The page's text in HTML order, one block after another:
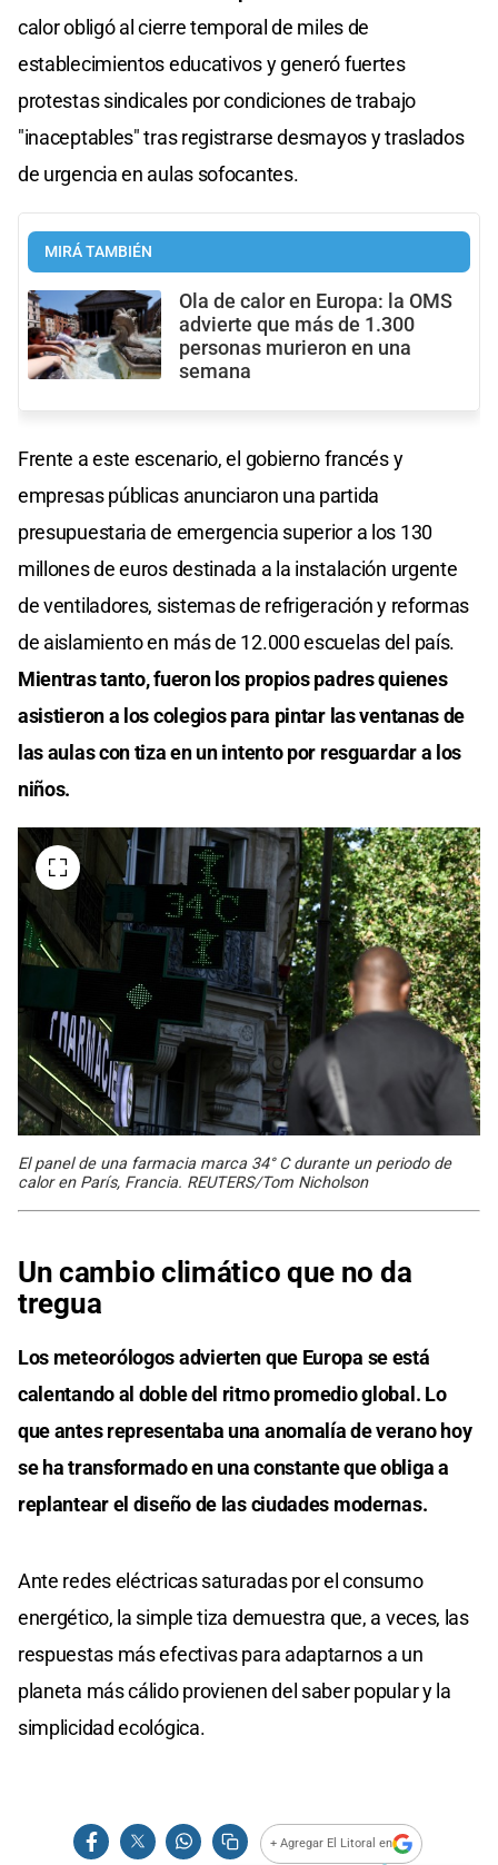
calor obligó al cierre temporal de miles de
establecimientos educativos y generó fuertes
protestas sindicales por condiciones de trabajo
"inaceptables" tras registrarse desmayos y traslados
de urgencia en aulas sofocantes.
MIRÁ TAMBIÉN
Ola de calor en Europa: la OMS
advierte que más de 1.300
personas murieron en una
semana
Frente a este escenario, el gobierno francés y
empresas públicas anunciaron una partida
presupuestaria de emergencia superior a los 130
millones de euros destinada a la instalación urgente
de ventiladores, sistemas de refrigeración y reformas
de aislamiento en más de 12.000 escuelas del país.
Mientras tanto, fueron los propios padres quienes
asistieron a los colegios para pintar las ventanas de
las aulas con tiza en un intento por resguardar a los
niños.
El panel de una farmacia marca 34° C durante un periodo de
calor en París, Francia. REUTERS/Tom Nicholson
Un cambio climático que no da
tregua
Los meteorólogos advierten que Europa se está
calentando al doble del ritmo promedio global. Lo
que antes representaba una anomalía de verano hoy
se ha transformado en una constante que obliga a
replantear el diseño de las ciudades modernas.
Ante redes eléctricas saturadas por el consumo
energético, la simple tiza demuestra que, a veces, las
respuestas más efectivas para adaptarnos a un
planeta más cálido provienen del saber popular y la
simplicidad ecológica.
+ Agregar El Litoral en